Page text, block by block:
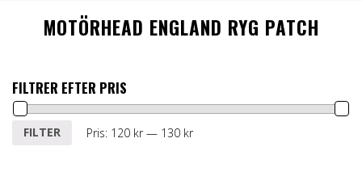
MOTÖRHEAD ENGLAND RYG PATCH
FILTRER EFTER PRIS
Mindste
Højeste
FILTER Pris: 120 kr— 130 kr